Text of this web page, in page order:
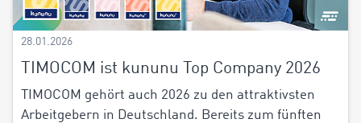
28.01.2026
TIMOCOM ist kununu Top Company 2026
TIMOCOM gehört auch 2026 zu den attraktivsten
Arbeitgebern in Deutschland. Bereits zum fünften